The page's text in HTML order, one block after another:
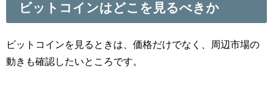
ビットコインはどこを見るべきか
ビットコインを見るときは、価格だけでなく、周辺市場の
動きも確認したいところです。